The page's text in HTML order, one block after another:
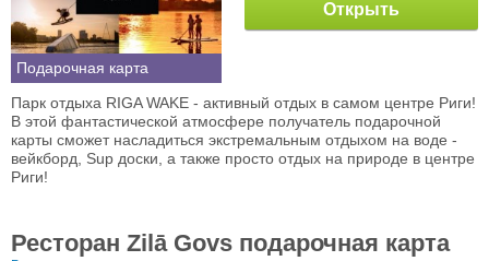
Подарочная карта
Открыть
Парк отдыха RIGA WAKE - активный отдых в самом центре Риги!
В этой фантастической атмосфере получатель подарочной
карты сможет насладиться экстремальным отдыхом на воде -
вейкборд, Sup доски, а также просто отдых на природе в центре
Риги!
Ресторан Zilā Govs подарочная карта